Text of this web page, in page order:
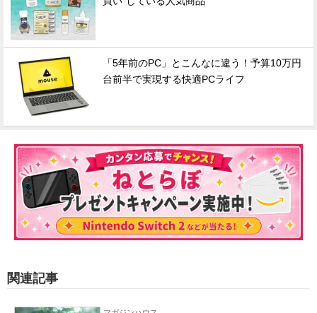
「5年前のPC」とこんなに違う！予算10万円
台前半で実現する快適PCライフ
関連記事